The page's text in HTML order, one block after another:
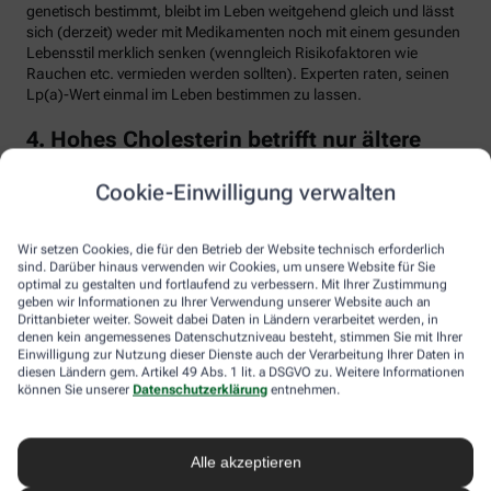
Cookie-Einwilligung verwalten
Wir setzen Cookies, die für den Betrieb der Website technisch erforderlich
sind. Darüber hinaus verwenden wir Cookies, um unsere Website für Sie
optimal zu gestalten und fortlaufend zu verbessern. Mit Ihrer Zustimmung
geben wir Informationen zu Ihrer Verwendung unserer Website auch an
Drittanbieter weiter. Soweit dabei Daten in Ländern verarbeitet werden, in
denen kein angemessenes Datenschutzniveau besteht, stimmen Sie mit Ihrer
Einwilligung zur Nutzung dieser Dienste auch der Verarbeitung Ihrer Daten in
diesen Ländern gem. Artikel 49 Abs. 1 lit. a DSGVO zu. Weitere Informationen
können Sie unserer Datenschutzerklärung entnehmen.
Alle akzeptieren
genetisch bestimmt, bleibt im Leben weitgehend gleich und lässt
sich (derzeit) weder mit Medikamenten noch mit einem gesunden
Lebensstil merklich senken (wenngleich Risikofaktoren wie
Rauchen etc. vermieden werden sollten). Experten raten, seinen
Lp(a)-Wert einmal im Leben bestimmen zu lassen.
4. Hohes Cholesterin betrifft nur ältere
Falsch. Zwar steigt das Risiko für erhöhte Cholesterinwerte mit
Hypercholesterinämie (FH) haben jedoch schon von Geburt an
erhöhte Blutfettwerte. Bei der erblich bedingten
Stoffwechselerkrankung sammelt sich durch einen Gendefekt
sehr viel LDL-Cholesterin im Blut an (über 190 bis 500 mg/dl) und
lagert sich an den Wänden der Arterien und Venen ab. Betroffene
entwickeln oft schon im jungen Erwachsenenalter eine
Arteriosklerose.
bis zur Menopause durch Hormone besser geschützt, bei ihnen